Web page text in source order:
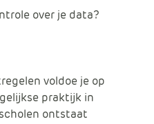
over je data?
voldoe je op
praktijk in
ontstaat